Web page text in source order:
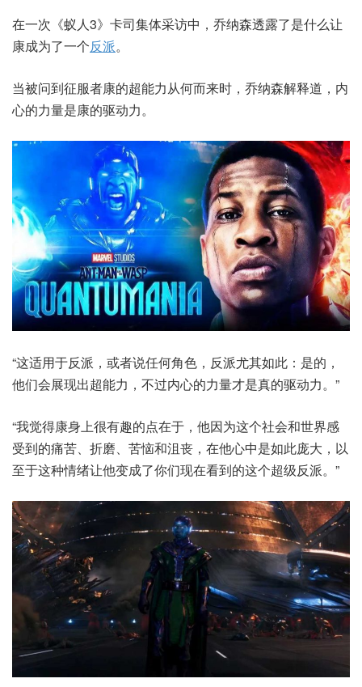
在一次《蚁人3》卡司集体采访中，乔纳森透露了是什么让
康成为了一个反派。
当被问到征服者康的超能力从何而来时，乔纳森解释道，内
心的力量是康的驱动力。
“这适用于反派，或者说任何角色，反派尤其如此：是的，
他们会展现出超能力，不过内心的力量才是真的驱动力。”
“我觉得康身上很有趣的点在于，他因为这个社会和世界感
受到的痛苦、折磨、苦恼和沮丧，在他心中是如此庞大，以
至于这种情绪让他变成了你们现在看到的这个超级反派。”